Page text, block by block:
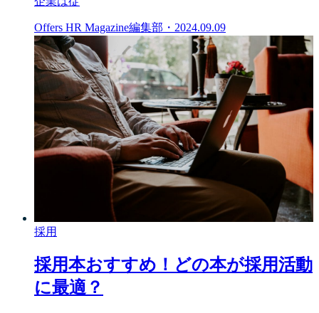
Offers HR Magazine編集部 ・ 2024.09.09
採用
採用本おすすめ！どの本が採用活動
に最適？